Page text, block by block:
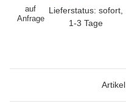
auf
Anfrage
Lieferstatus: sofort,
1-3 Tage
Artikel